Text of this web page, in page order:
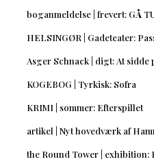
boganmeldelse | frevert: GÅ
HELSINGØR | Gadeteater:
Asger Schnack | digt: At sidde
KOGEBOG | Tyrkisk: Sofra
KRIMI | sommer: Efterspillet
artikel | Nyt hovedværk af
the Round Tower | exhibition: